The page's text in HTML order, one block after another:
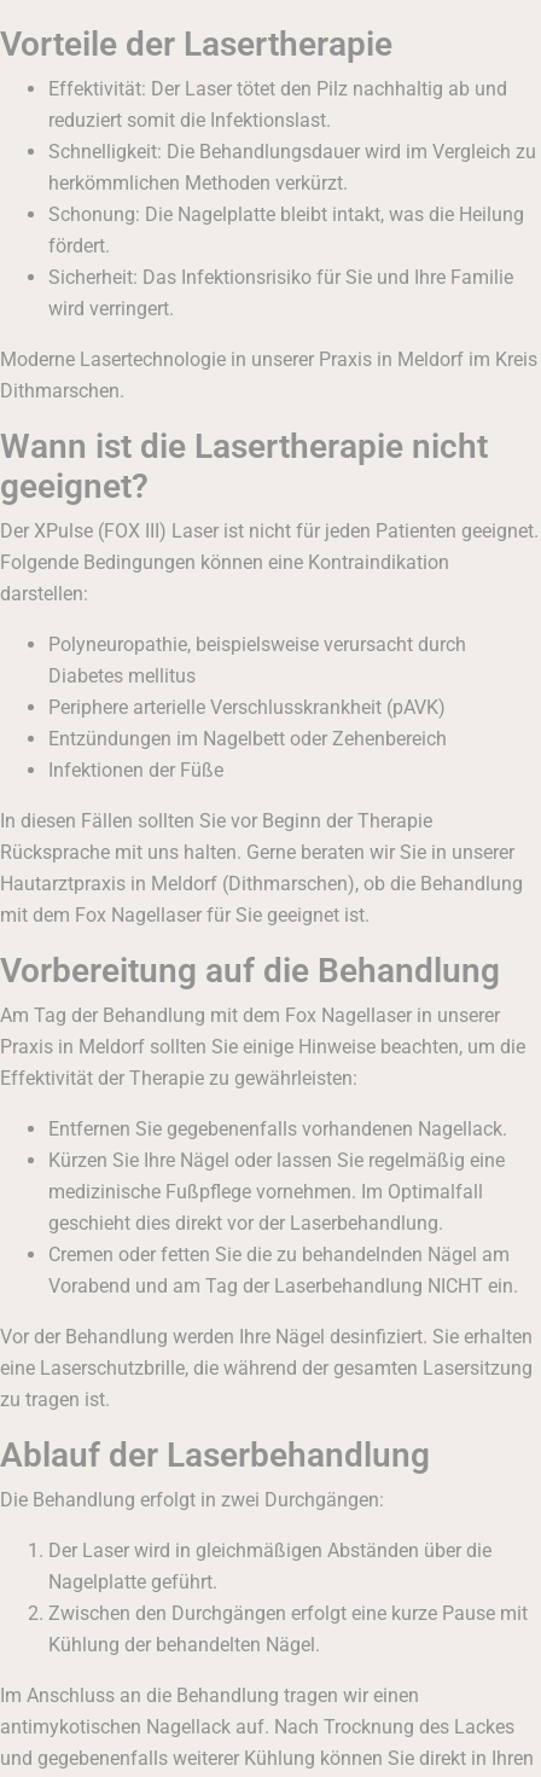
Vorteile der Lasertherapie
Effektivität: Der Laser tötet den Pilz nachhaltig ab und
reduziert somit die Infektionslast.
Schnelligkeit: Die Behandlungsdauer wird im Vergleich zu
herkömmlichen Methoden verkürzt.
Schonung: Die Nagelplatte bleibt intakt, was die Heilung
fördert.
Sicherheit: Das Infektionsrisiko für Sie und Ihre Familie
wird verringert.
Moderne Lasertechnologie in unserer Praxis in Meldorf im Kreis
Dithmarschen.
Wann ist die Lasertherapie nicht
geeignet?
Der XPulse (FOX III) Laser ist nicht für jeden Patienten geeignet.
Folgende Bedingungen können eine Kontraindikation
darstellen:
Polyneuropathie, beispielsweise verursacht durch
Diabetes mellitus
Periphere arterielle Verschlusskrankheit (pAVK)
Entzündungen im Nagelbett oder Zehenbereich
Infektionen der Füße
In diesen Fällen sollten Sie vor Beginn der Therapie
Rücksprache mit uns halten. Gerne beraten wir Sie in unserer
Hautarztpraxis in Meldorf (Dithmarschen), ob die Behandlung
mit dem Fox Nagellaser für Sie geeignet ist.
Vorbereitung auf die Behandlung
Am Tag der Behandlung mit dem Fox Nagellaser in unserer
Praxis in Meldorf sollten Sie einige Hinweise beachten, um die
Effektivität der Therapie zu gewährleisten:
Entfernen Sie gegebenenfalls vorhandenen Nagellack.
Kürzen Sie Ihre Nägel oder lassen Sie regelmäßig eine
medizinische Fußpflege vornehmen. Im Optimalfall
geschieht dies direkt vor der Laserbehandlung.
Cremen oder fetten Sie die zu behandelnden Nägel am
Vorabend und am Tag der Laserbehandlung NICHT ein.
Vor der Behandlung werden Ihre Nägel desinfiziert. Sie erhalten
eine Laserschutzbrille, die während der gesamten Lasersitzung
zu tragen ist.
Ablauf der Laserbehandlung
Die Behandlung erfolgt in zwei Durchgängen:
Der Laser wird in gleichmäßigen Abständen über die
Nagelplatte geführt.
Zwischen den Durchgängen erfolgt eine kurze Pause mit
Kühlung der behandelten Nägel.
Im Anschluss an die Behandlung tragen wir einen
antimykotischen Nagellack auf. Nach Trocknung des Lackes
und gegebenenfalls weiterer Kühlung können Sie direkt in Ihren